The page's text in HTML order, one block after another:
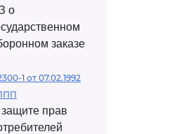
о
заказе
1 от 07.02.1992
прав